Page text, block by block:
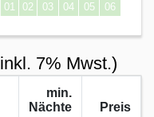
01 02 03 04 05 06
7% Mwst.)
min.
Nächte
Preis